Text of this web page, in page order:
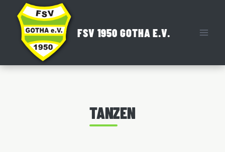
Inhalt
springen
FSV 1950 GOTHA E.V.
TANZEN